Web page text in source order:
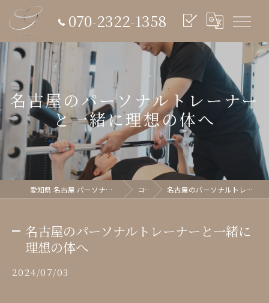
070-2322-1358
名古屋のパーソナルトレーナー
と一緒に理想の体へ
愛知県 名古屋 パーソナルジム glish《グリッシュ》 コラム 名古屋のパーソナルトレーナーと一緒に理想の体へ
名古屋のパーソナルトレーナーと一緒に
理想の体へ
2024/07/03